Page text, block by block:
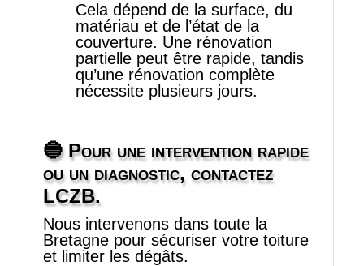
Cela dépend de la surface, du
matériau et de l’état de la
couverture. Une rénovation
partielle peut être rapide, tandis
qu’une rénovation complète
nécessite plusieurs jours.
🔵 Pour une intervention rapide
ou un diagnostic, contactez
LCZB.
Nous intervenons dans toute la
Bretagne pour sécuriser votre toiture
et limiter les dégâts.